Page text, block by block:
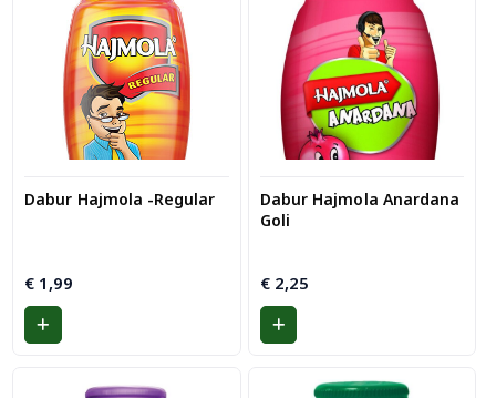
Dabur Hajmola -Regular
€ 1,99
Dabur Hajmola Anardana
Goli
€2,25